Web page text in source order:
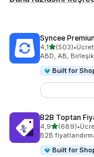
Syncee
4,15 yıldız
(503)
toplam 503•
ABD, AB,
Built for
B2B Toptan
4,95 yıldız
(689)
toplam 689•
B2B
Built for